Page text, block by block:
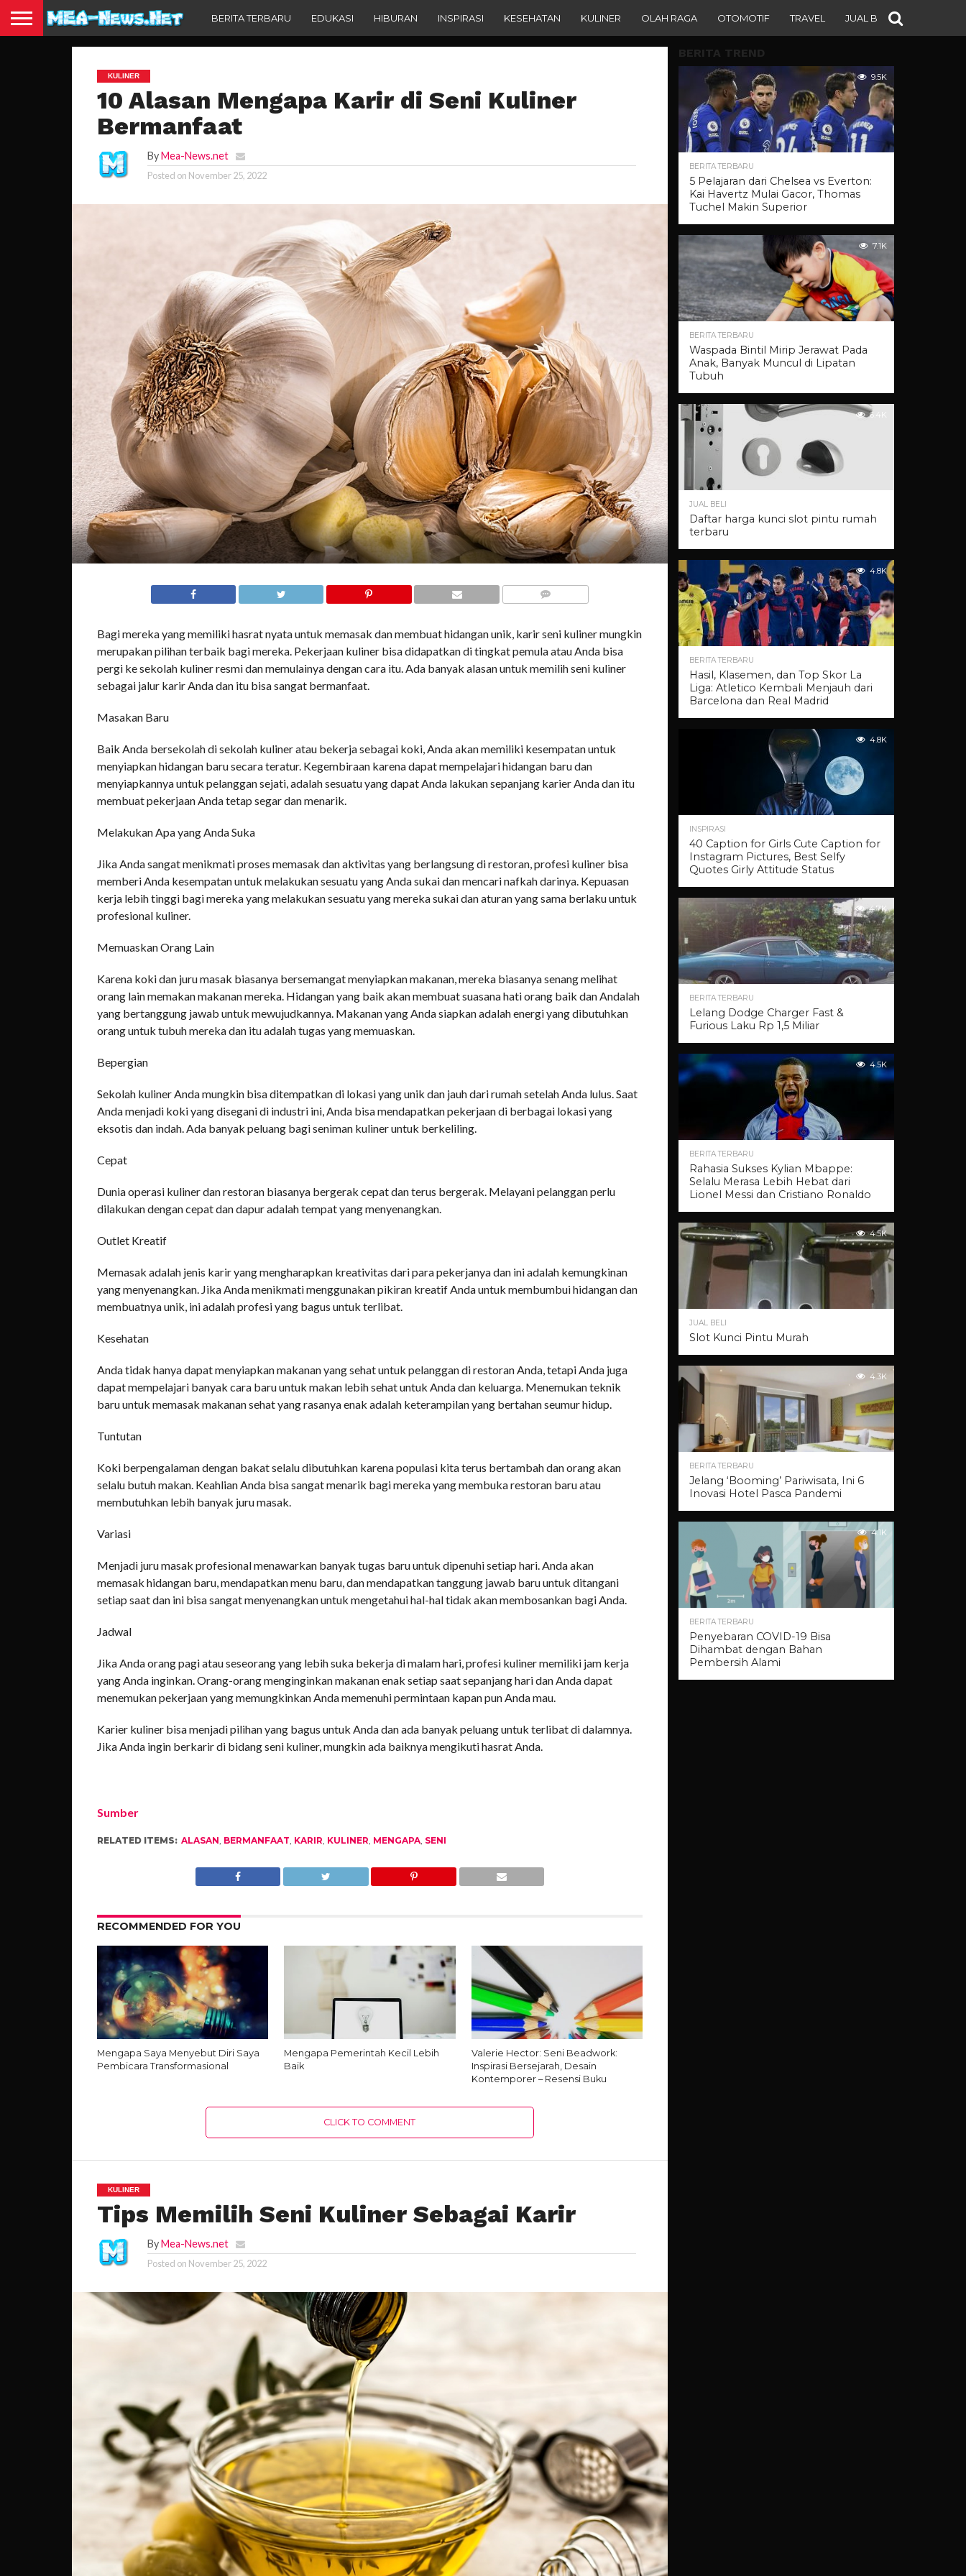
BERITA TERBARU EDUKASI HIBURAN INSPIRASI KESEHATAN KULINER OLAH RAGA OTOMOTIF TRAVEL JUAL BELI
KULINER
10 Alasan Mengapa Karir di Seni Kuliner
Bermanfaat
ByMea-News.net
Posted on November 25, 2022
Bagi mereka yang memiliki hasrat nyata untuk memasak dan membuat hidangan unik, karir seni kuliner mungkin
merupakan pilihan terbaik bagi mereka. Pekerjaan kuliner bisa didapatkan di tingkat pemula atau Anda bisa
pergi ke sekolah kuliner resmi dan memulainya dengan cara itu. Ada banyak alasan untuk memilih seni kuliner
sebagai jalur karir Anda dan itu bisa sangat bermanfaat.
Masakan Baru
Baik Anda bersekolah di sekolah kuliner atau bekerja sebagai koki, Anda akan memiliki kesempatan untuk
menyiapkan hidangan baru secara teratur. Kegembiraan karena dapat mempelajari hidangan baru dan
menyiapkannya untuk pelanggan sejati, adalah sesuatu yang dapat Anda lakukan sepanjang karier Anda dan itu
membuat pekerjaan Anda tetap segar dan menarik.
Melakukan Apa yang Anda Suka
Jika Anda sangat menikmati proses memasak dan aktivitas yang berlangsung di restoran, profesi kuliner bisa
memberi Anda kesempatan untuk melakukan sesuatu yang Anda sukai dan mencari nafkah darinya. Kepuasan
kerja lebih tinggi bagi mereka yang melakukan sesuatu yang mereka sukai dan aturan yang sama berlaku untuk
profesional kuliner.
Memuaskan Orang Lain
Karena koki dan juru masak biasanya bersemangat menyiapkan makanan, mereka biasanya senang melihat
orang lain memakan makanan mereka. Hidangan yang baik akan membuat suasana hati orang baik dan Andalah
yang bertanggung jawab untuk mewujudkannya. Makanan yang Anda siapkan adalah energi yang dibutuhkan
orang untuk tubuh mereka dan itu adalah tugas yang memuaskan.
Bepergian
Sekolah kuliner Anda mungkin bisa ditempatkan di lokasi yang unik dan jauh dari rumah setelah Anda lulus. Saat
Anda menjadi koki yang disegani di industri ini, Anda bisa mendapatkan pekerjaan di berbagai lokasi yang
eksotis dan indah. Ada banyak peluang bagi seniman kuliner untuk berkeliling.
Cepat
Dunia operasi kuliner dan restoran biasanya bergerak cepat dan terus bergerak. Melayani pelanggan perlu
dilakukan dengan cepat dan dapur adalah tempat yang menyenangkan.
Outlet Kreatif
Memasak adalah jenis karir yang mengharapkan kreativitas dari para pekerjanya dan ini adalah kemungkinan
yang menyenangkan. Jika Anda menikmati menggunakan pikiran kreatif Anda untuk membumbui hidangan dan
membuatnya unik, ini adalah profesi yang bagus untuk terlibat.
Kesehatan
Anda tidak hanya dapat menyiapkan makanan yang sehat untuk pelanggan di restoran Anda, tetapi Anda juga
dapat mempelajari banyak cara baru untuk makan lebih sehat untuk Anda dan keluarga. Menemukan teknik
baru untuk memasak makanan sehat yang rasanya enak adalah keterampilan yang bertahan seumur hidup.
Tuntutan
Koki berpengalaman dengan bakat selalu dibutuhkan karena populasi kita terus bertambah dan orang akan
selalu butuh makan. Keahlian Anda bisa sangat menarik bagi mereka yang membuka restoran baru atau
membutuhkan lebih banyak juru masak.
Variasi
Menjadi juru masak profesional menawarkan banyak tugas baru untuk dipenuhi setiap hari. Anda akan
memasak hidangan baru, mendapatkan menu baru, dan mendapatkan tanggung jawab baru untuk ditangani
setiap saat dan ini bisa sangat menyenangkan untuk mengetahui hal-hal tidak akan membosankan bagi Anda.
Jadwal
Jika Anda orang pagi atau seseorang yang lebih suka bekerja di malam hari, profesi kuliner memiliki jam kerja
yang Anda inginkan. Orang-orang menginginkan makanan enak setiap saat sepanjang hari dan Anda dapat
menemukan pekerjaan yang memungkinkan Anda memenuhi permintaan kapan pun Anda mau.
Karier kuliner bisa menjadi pilihan yang bagus untuk Anda dan ada banyak peluang untuk terlibat di dalamnya.
Jika Anda ingin berkarir di bidang seni kuliner, mungkin ada baiknya mengikuti hasrat Anda.
Sumber
RELATED ITEMS: ALASAN, BERMANFAAT, KARIR, KULINER, MENGAPA, SENI
RECOMMENDED FOR YOU
Mengapa Saya Menyebut Diri Saya
Pembicara Transformasional
Mengapa Pemerintah Kecil Lebih
Baik
Valerie Hector: Seni Beadwork:
Inspirasi Bersejarah, Desain
Kontemporer – Resensi Buku
CLICK TO COMMENT
KULINER
Tips Memilih Seni Kuliner Sebagai Karir
ByMea-News.net
Posted on November 25, 2022
BERITA TREND
9.5K
BERITA TERBARU
5 Pelajaran dari Chelsea vs Everton:
Kai Havertz Mulai Gacor, Thomas
Tuchel Makin Superior
7.1K
BERITA TERBARU
Waspada Bintil Mirip Jerawat Pada
Anak, Banyak Muncul di Lipatan
Tubuh
6.4K
JUAL BELI
Daftar harga kunci slot pintu rumah
terbaru
4.8K
BERITA TERBARU
Hasil, Klasemen, dan Top Skor La
Liga: Atletico Kembali Menjauh dari
Barcelona dan Real Madrid
4.8K
INSPIRASI
40 Caption for Girls Cute Caption for
Instagram Pictures, Best Selfy
Quotes Girly Attitude Status
4.7K
BERITA TERBARU
Lelang Dodge Charger Fast &
Furious Laku Rp 1,5 Miliar
4.5K
BERITA TERBARU
Rahasia Sukses Kylian Mbappe:
Selalu Merasa Lebih Hebat dari
Lionel Messi dan Cristiano Ronaldo
4.5K
JUAL BELI
Slot Kunci Pintu Murah
4.3K
BERITA TERBARU
Jelang ‘Booming’ Pariwisata, Ini 6
Inovasi Hotel Pasca Pandemi
4.1K
BERITA TERBARU
Penyebaran COVID-19 Bisa
Dihambat dengan Bahan
Pembersih Alami